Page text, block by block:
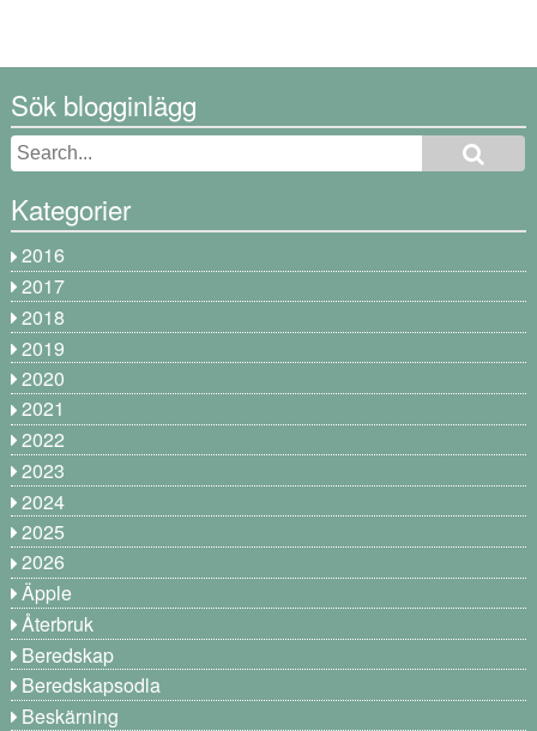
Sök blogginlägg
Kategorier
2016
2017
2018
2019
2020
2021
2022
2023
2024
2025
2026
Äpple
Återbruk
Beredskap
Beredskapsodla
Beskärning